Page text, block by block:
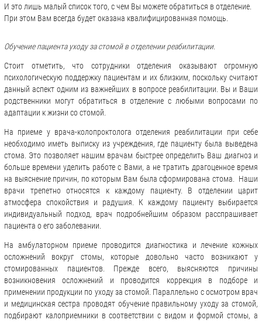
И это лишь малый список того, с чем Вы можете обратиться в отделение.
При этом Вам всегда будет оказана квалифицированная помощь.
Обучение пациента уходу за стомой в отделении реабилитации.
Стоит отметить, что сотрудники отделения оказывают огромную
психологическую поддержку пациентам и их близким, поскольку считают
данный аспект одним из важнейших в вопросе реабилитации. Вы и Ваши
родственники могут обратиться в отделение с любыми вопросами по
адаптации к жизни со стомой.
На приеме у врача-колопроктолога отделения реабилитации при себе
необходимо иметь выписку из учреждения, где пациенту была выведена
стома. Это позволяет нашим врачам быстрее определить Ваш диагноз и
больше времени уделить работе с Вами, а не тратить драгоценное время
на выяснение причин, по которым Вам была сформирована стома. Наши
врачи трепетно относятся к каждому пациенту. В отделении царит
атмосфера спокойствия и радушия. К каждому пациенту выбирается
индивидуальный подход, врач подробнейшим образом расспрашивает
пациента о его заболевании.
На амбулаторном приеме проводится диагностика и лечение кожных
осложнений вокруг стомы, которые довольно часто возникают у
стомированных пациентов. Прежде всего, выясняются причины
возникновения осложнений и проводится коррекция в подборе и
применении продукции по уходу за стомой. Параллельно с осмотром врач
и медицинская сестра проводят обучение правильному уходу за стомой,
подбирают калоприемники в соответствии с видом и формой стомы, а